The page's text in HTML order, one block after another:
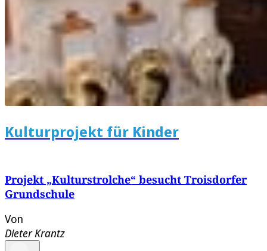
Kulturprojekt für Kinder
Projekt „Kulturstrolche“ besucht Troisdorfer
Grundschule
Von
Dieter Krantz